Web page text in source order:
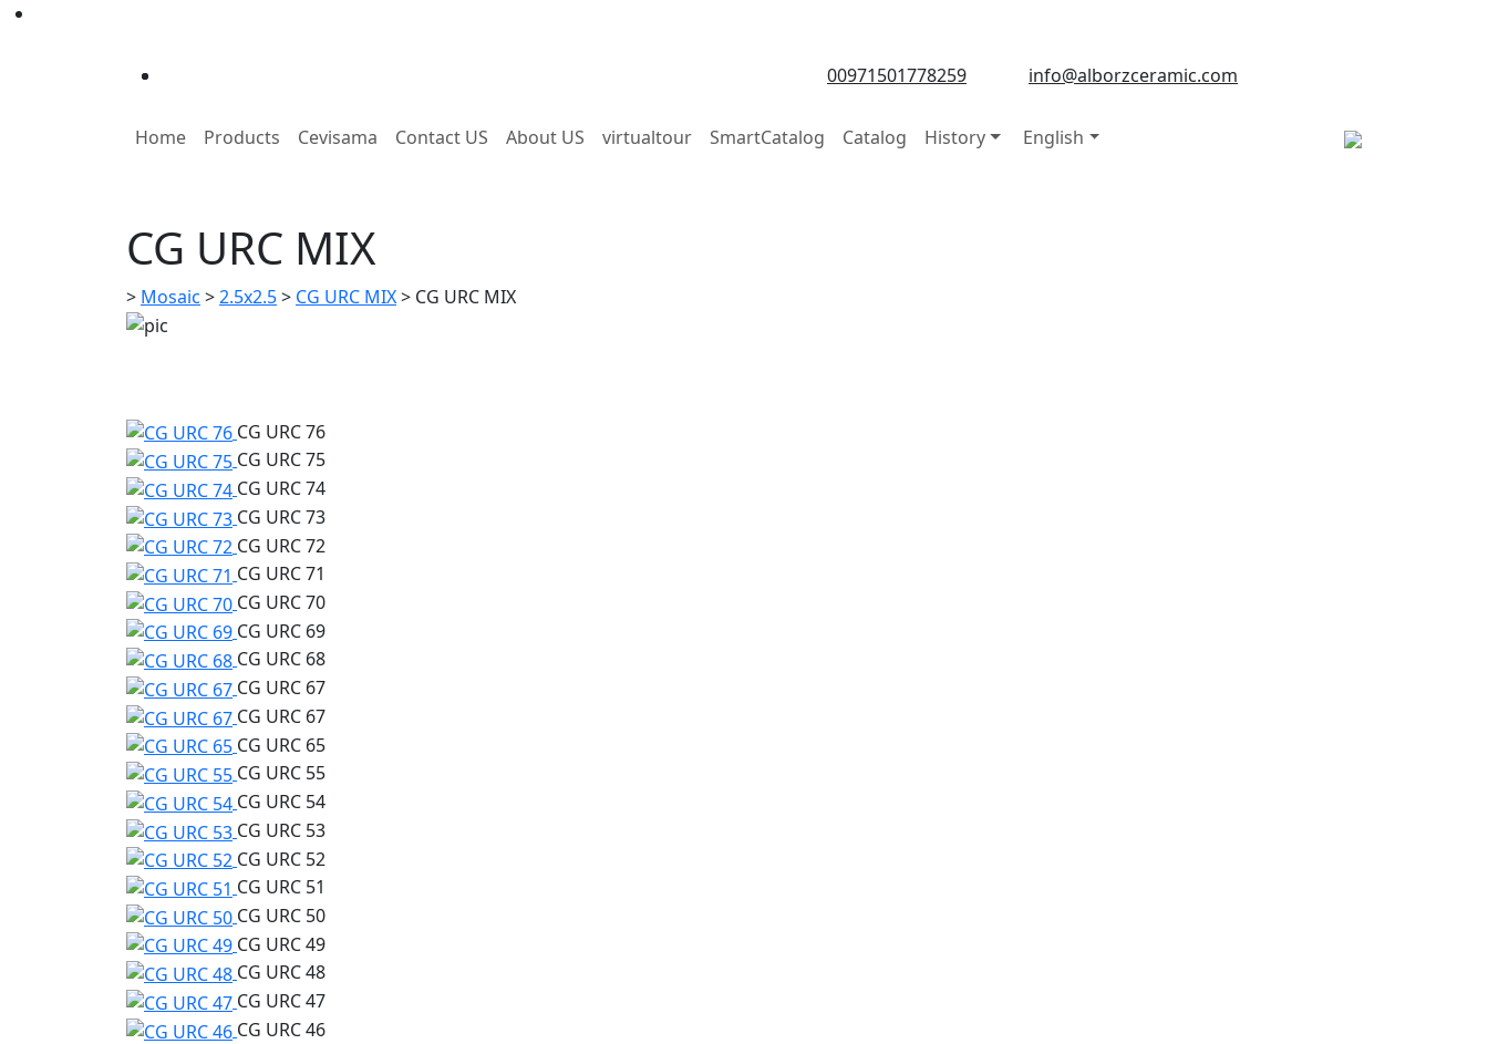
00971501778259 info@alborzceramic.com
Home Products Cevisama Contact US About US virtualtour SmartCatalog Catalog History English
CG URC MIX
> Mosaic >2.5x2.5> CG URC MIX> CG URC MIX
CG URC 76
CG URC 75
CG URC 74
CG URC 73
CG URC 72
CG URC 71
CG URC 70
CG URC 69
CG URC 68
CG URC 67
CG URC 67
CG URC 65
CG URC 55
CG URC 54
CG URC 53
CG URC 52
CG URC 51
CG URC 50
CG URC 49
CG URC 48
CG URC 47
CG URC 46